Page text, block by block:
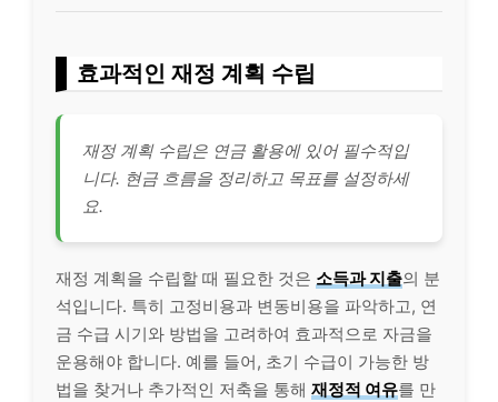
효과적인 재정 계획 수립
재정 계획 수립은 연금 활용에 있어 필수적입
니다. 현금 흐름을 정리하고 목표를 설정하세
요.
재정 계획을 수립할 때 필요한 것은 소득과 지출의 분
석입니다. 특히 고정비용과 변동비용을 파악하고, 연
금 수급 시기와 방법을 고려하여 효과적으로 자금을
운용해야 합니다. 예를 들어, 초기 수급이 가능한 방
법을 찾거나 추가적인 저축을 통해 재정적 여유를 만